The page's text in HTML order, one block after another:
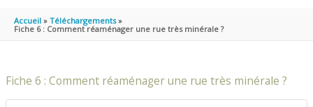
PRINCIPAL
Accueil
Téléchargements
Fiche 6 : Comment réaménager une rue très minérale ?
Fiche 6 : Comment réaménager une rue très minérale ?